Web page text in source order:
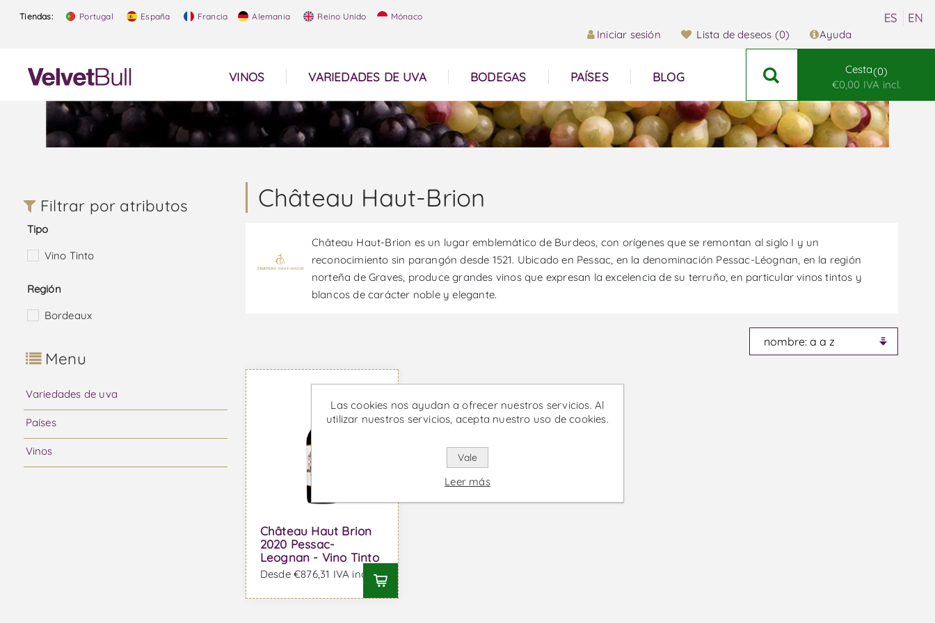
Tiendas: Portugal España Francia Alemania Reino Unido Mónaco
Iniciar sesión Lista de deseos (0) Ayuda
VINOS VARIEDADES DE UVA BODEGAS PAÍSES BLOG
Cesta 0
€0,00 IVA incl.
Château Haut-Brion
Château Haut-Brion es un lugar emblemático de Burdeos, con orígenes que se remontan al siglo I y un
reconocimiento sin parangón desde 1521. Ubicado en Pessac, en la denominación Pessac-Léognan, en la región
norteña de Graves, produce grandes vinos que expresan la excelencia de su terruño, en particular vinos tintos y
blancos de carácter noble y elegante.
Château Haut Brion
2020 Pessac-
Leognan - Vino Tinto
Desde €876,31 IVA incl.
Filtrar por atributos
Tipo
Vino Tinto
Región
Bordeaux
Menu
Variedades de uva
Países
Vinos
Las cookies nos ayudan a ofrecer nuestros servicios. Al
utilizar nuestros servicios, acepta nuestro uso de cookies.
Vale
Leer más